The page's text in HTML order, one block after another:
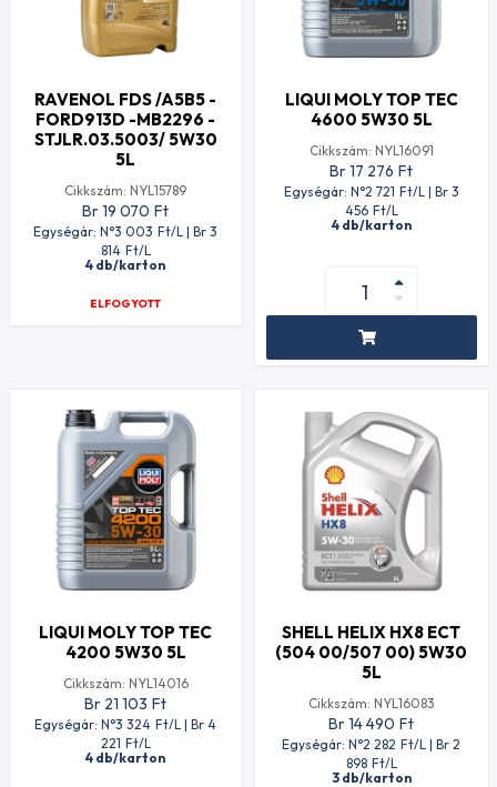
RAVENOL FDS /A5B5 -
FORD913D -MB2296 -
STJLR.03.5003/ 5W30
5L
Cikkszám: NYL15789
Br 19 070 Ft
Egységár: N°3 003 Ft/L | Br 3
814 Ft/L
4 db/karton
ELFOGYOTT
LIQUI MOLY TOP TEC
4600 5W30 5L
Cikkszám: NYL16091
Br 17 276 Ft
Egységár: N°2 721 Ft/L | Br 3
456 Ft/L
4 db/karton
LIQUI MOLY TOP TEC
4200 5W30 5L
Cikkszám: NYL14016
Br 21 103 Ft
Egységár: N°3 324 Ft/L | Br 4
221 Ft/L
4 db/karton
SHELL HELIX HX8 ECT
(504 00/507 00) 5W30
5L
Cikkszám: NYL16083
Br 14 490 Ft
Egységár: N°2 282 Ft/L | Br 2
898 Ft/L
3 db/karton